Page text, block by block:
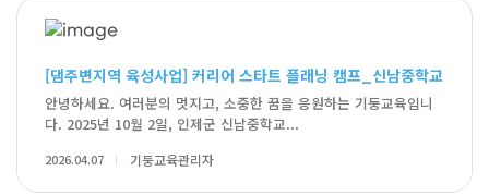
[댐주변지역 육성사업] 커리어 스타트 플래닝 캠프_신남중학교
안녕하세요. 여러분의 멋지고, 소중한 꿈을 응원하는 기둥교육입니
다. 2025년 10월 2일, 인제군 신남중학교...
2026.04.07 기둥교육관리자